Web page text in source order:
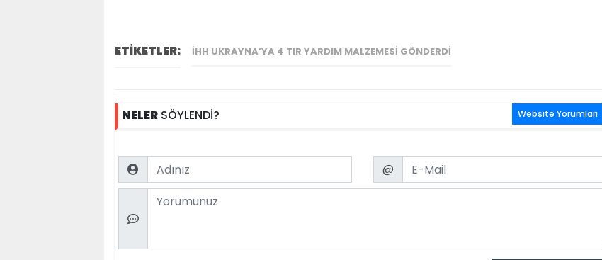
ETİKETLER: İHH UKRAYNA’YA 4 TIR YARDIM MALZEMESI GÖNDERDI
NELER SÖYLENDİ? Website Yorumları
Name Email
@
Comment